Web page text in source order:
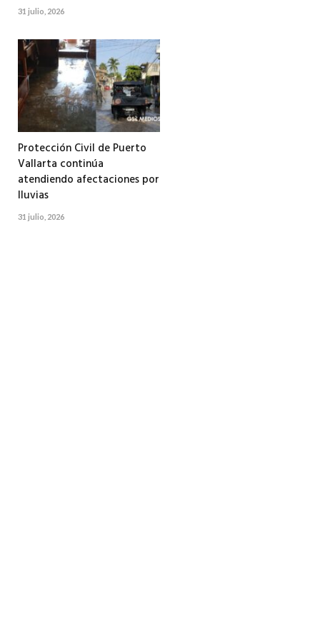
31 julio, 2026
Protección Civil de Puerto
Vallarta continúa
atendiendo afectaciones por
lluvias
31 julio, 2026